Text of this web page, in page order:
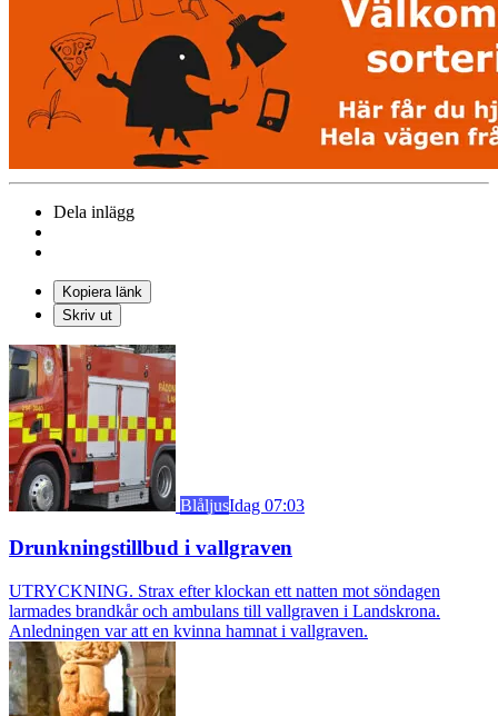
Dela inlägg
Kopiera länk
Skriv ut
BlåljusIdag 07:03
Drunkningstillbud i vallgraven
UTRYCKNING. Strax efter klockan ett natten mot söndagen
larmades brandkår och ambulans till vallgraven i Landskrona.
Anledningen var att en kvinna hamnat i vallgraven.